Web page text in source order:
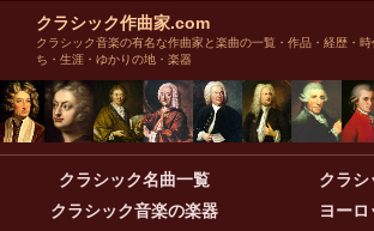
クラシック作曲家.com
クラシック音楽の有名な作曲家と楽曲の一覧・作品・経歴・
ち・生涯・ゆかりの地・楽器
クラシック名曲一覧
クラシ
クラシック音楽の楽器
ヨー